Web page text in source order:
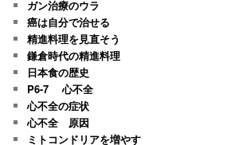
ガン治療のウラ
癌は自分で治せる
精進料理を見直そう
鎌倉時代の精進料理
日本食の歴史
P6-7 心不全
心不全の症状
心不全 原因
ミトコンドリアを増やす